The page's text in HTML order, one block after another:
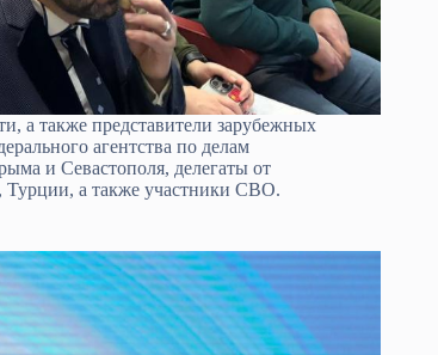
а также представители зарубежных
агентства по делам
и Севастополя, делегаты от
Турции, а также участники СВО.